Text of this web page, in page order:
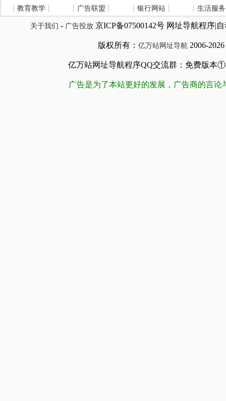
┊ 教育教学 ┊ ┊ 广告联盟 ┊ ┊ 银行网站 ┊ ┊ 生活服务
关于我们 - 广告投放京ICP备07500142号 网址导航程序|
版权所有： 亿万站网址导航 2006-2026
亿万站网址导航程序QQ交流群：免费版本
广告是为了本站更好的发展，广告商的言